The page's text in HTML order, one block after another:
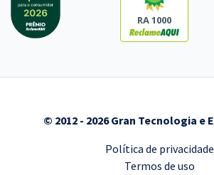
RA 1000
© 2012 - 2026 Gran Tecnologia e
Política de privacidade
Termos de uso